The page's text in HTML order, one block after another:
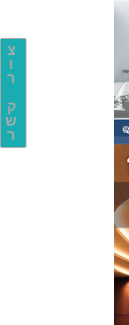
צ
ו
ר
ק
ש
ר